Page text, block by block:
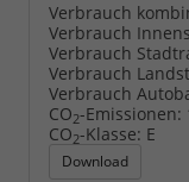
Verbrauch
Verbrauch
Verbrauch
Verbrauch
Verbrauch
CO2-Emissionen:
CO2-Klasse: E
Download